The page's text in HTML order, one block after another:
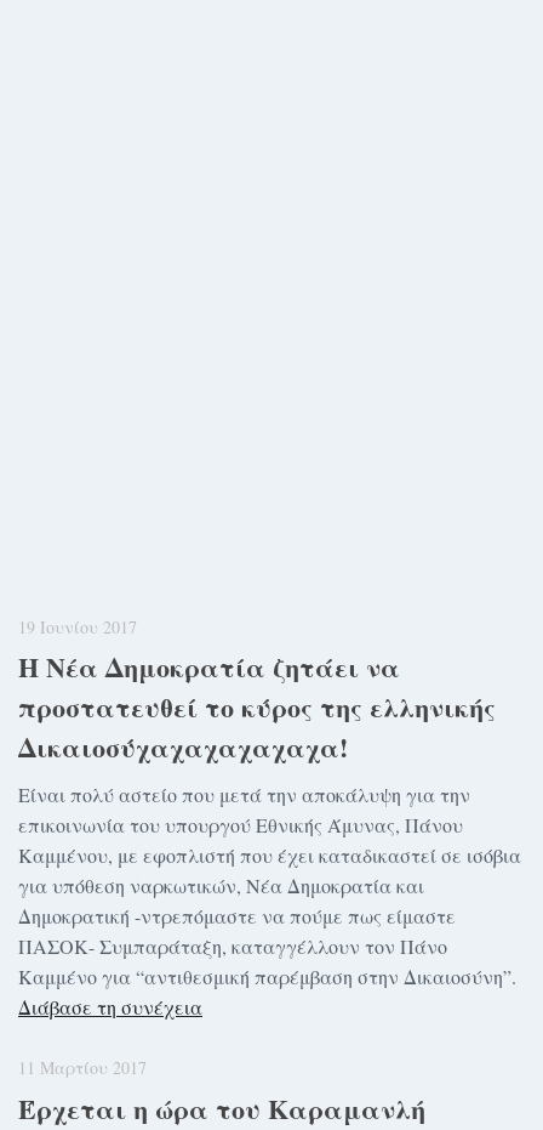
19 Ιουνίου 2017
Η Νέα Δημοκρατία ζητάει να
προστατευθεί το κύρος της ελληνικής
Δικαιοσύχαχαχαχαχαχα!
Είναι πολύ αστείο που μετά την αποκάλυψη για την
επικοινωνία του υπουργού Εθνικής Άμυνας, Πάνου
Καμμένου, με εφοπλιστή που έχει καταδικαστεί σε ισόβια
για υπόθεση ναρκωτικών, Νέα Δημοκρατία και
Δημοκρατική -ντρεπόμαστε να πούμε πως είμαστε
ΠΑΣΟΚ- Συμπαράταξη, καταγγέλλουν τον Πάνο
Καμμένο για “αντιθεσμική παρέμβαση στην Δικαιοσύνη”.
Διάβασε τη συνέχεια
11 Μαρτίου 2017
Έρχεται η ώρα του Καραμανλή